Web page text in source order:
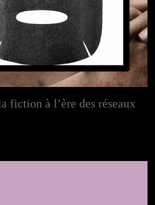
fiction à l’ère des réseaux